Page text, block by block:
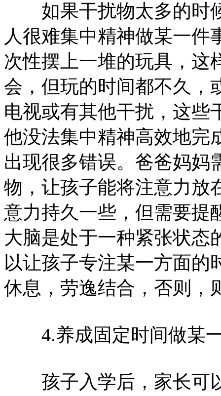
如果干扰物太多的时
人很难集中精神做某一件
次性摆上一堆的玩具，这
会，但玩的时间都不久，
电视或有其他干扰，这些
他没法集中精神高效地完
出现很多错误。爸爸妈妈
物，让孩子能将注意力放
意力持久一些，但需要提
大脑是处于一种紧张状态
以让孩子专注某一方面的
休息，劳逸结合，否则，
4.养成固定时间做某
孩子入学后，家长可